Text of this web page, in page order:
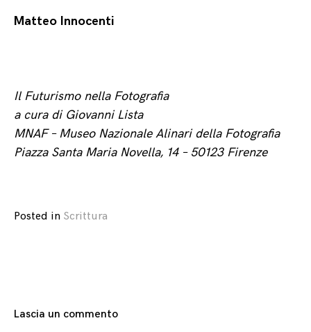
Matteo Innocenti
Il Futurismo nella Fotografia
a cura di Giovanni Lista
MNAF – Museo Nazionale Alinari della Fotografia
Piazza Santa Maria Novella, 14 – 50123 Firenze
Posted in Scrittura
Lascia un commento